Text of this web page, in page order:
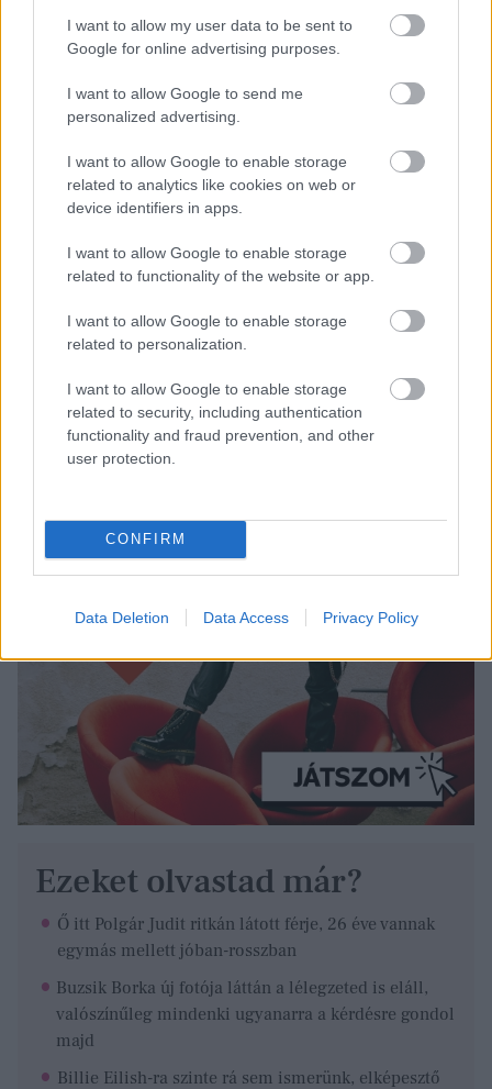
I want to allow my user data to be sent to
Google for online advertising purposes.
I want to allow Google to send me
personalized advertising.
I want to allow Google to enable storage
related to analytics like cookies on web or
device identifiers in apps.
I want to allow Google to enable storage
related to functionality of the website or app.
I want to allow Google to enable storage
related to personalization.
I want to allow Google to enable storage
related to security, including authentication
functionality and fraud prevention, and other
user protection.
CONFIRM
Data Deletion Data Access Privacy Policy
Sztárboxhatalmas sikert aratott 2023-ban, így a
készítők láttak igényt a folytatásra. A népakaratnak
pedig már gőzerővel készülnek a megmérettetésre.
A csatorna apránként csepegteti az információt a
műsor részleteiről, mi pedig nem győzzük kapkodni
a fejünket, annyi meglepetéssel rukkolnak elő. Nem
kérdés: aSztárboxbanidén is lángra lobban a ring, a
nézni. Mi már tűkön ülve várjuk, na és te?
Ezeket olvastad már?
Ő itt Polgár Judit ritkán látott férje, 26 éve vannak
egymás mellett jóban-rosszban
Buzsik Borka új fotója láttán a lélegzeted is eláll,
valószínűleg mindenki ugyanarra a kérdésre gondol
majd
Billie Eilish-ra szinte rá sem ismerünk, elképesztő